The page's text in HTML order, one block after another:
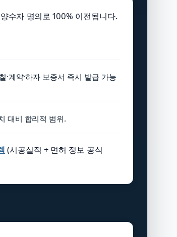
수자 명의로 100% 이전됩니다.
계약·하자 보증서 즉시 발급 가능
대비 합리적 범위.
(시공실적 + 면허 정보 공식